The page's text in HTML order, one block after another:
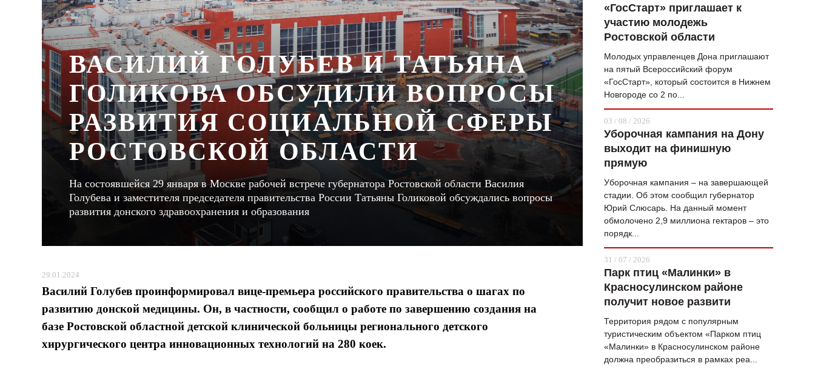
ВОПРОС НЕДЕЛИ
ТАМ И ТУТ
СТИЛЬ ЖИЗНИ
КУЛЬТ ЕДЫ
ЖУРНАЛ
ВАСИЛИЙ ГОЛУБЕВ И ТАТЬЯНА
ГОЛИКОВА ОБСУДИЛИ ВОПРОСЫ
РАЗВИТИЯ СОЦИАЛЬНОЙ СФЕРЫ
РОСТОВСКОЙ ОБЛАСТИ
На состоявшейся 29 января в Москве рабочей встрече губернатора Ростовской области Василия
Голубева и заместителя председателя правительства России Татьяны Голиковой обсуждались вопросы
развития донского здравоохранения и образования
29.01.2024
Василий Голубев проинформировал вице-премьера российского правительства о шагах по
развитию донской медицины. Он, в частности, сообщил о работе по завершению создания на
базе Ростовской областной детской клинической больницы регионального детского
хирургического центра инновационных технологий на 280 коек.
«ГосСтарт» приглашает к
участию молодежь
Ростовской области
Молодых управленцев Дона приглашают
на пятый Всероссийский форум
«ГосСтарт», который состоится в Нижнем
Новгороде со 2 по...
03 / 08 / 2026
Уборочная кампания на Дону
выходит на финишную
прямую
Уборочная кампания – на завершающей
стадии. Об этом сообщил губернатор
Юрий Слюсарь. На данный момент
обмолочено 2,9 миллиона гектаров – это
порядк...
31 / 07 / 2026
Парк птиц «Малинки» в
Красносулинском районе
получит новое развити
Территория рядом с популярным
туристическим объектом «Парком птиц
«Малинки» в Красносулинском районе
должна преобразиться в рамках реа...